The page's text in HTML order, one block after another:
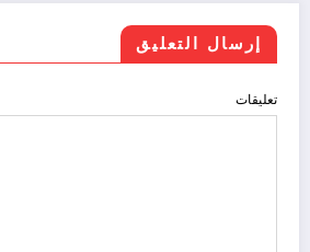
إرسال التعليق
تعليقات